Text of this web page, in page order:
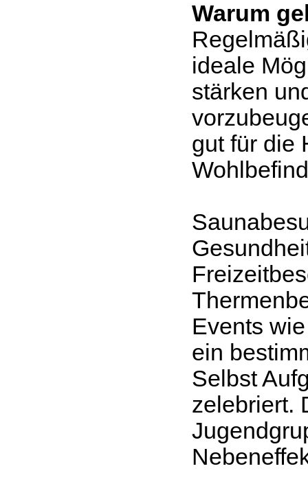
Warum
ideale
stärken
gut für die
Events
ein
Selbst
zelebriert.